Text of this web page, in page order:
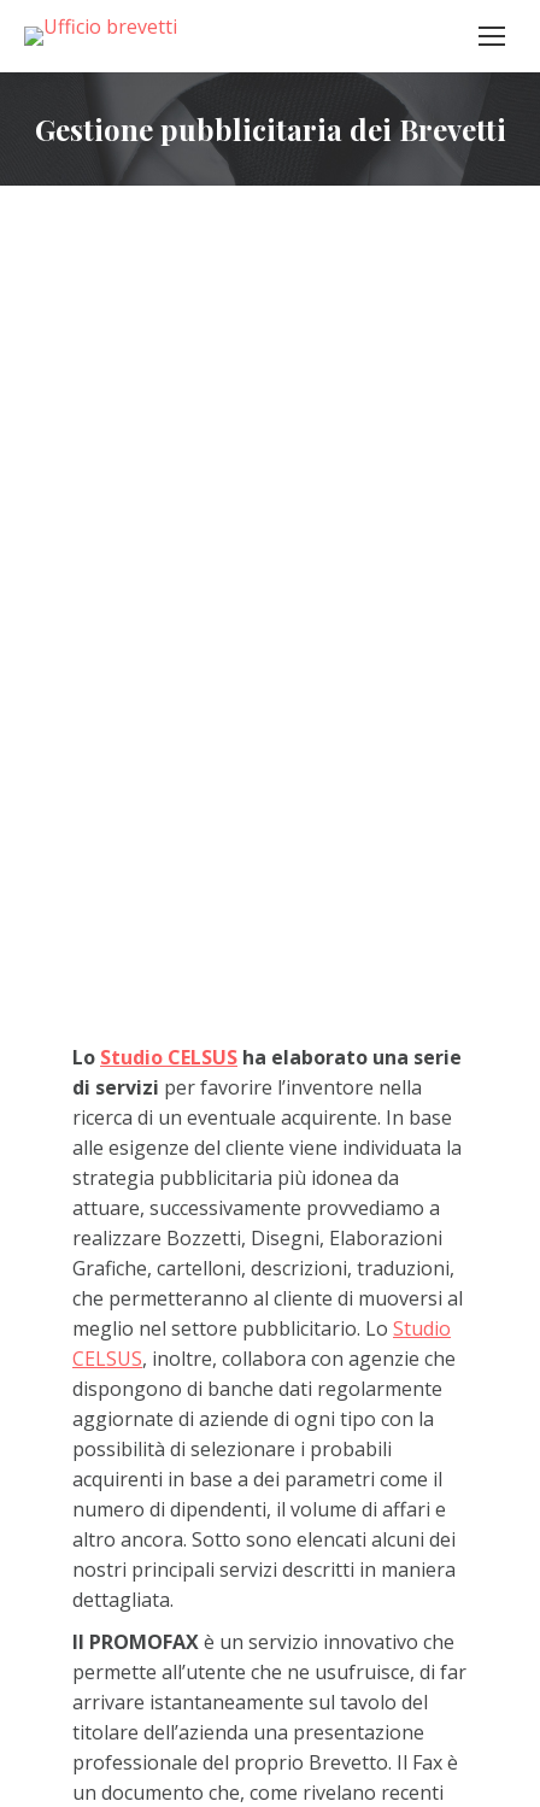
Gestione pubblicitaria dei Brevetti
Lo Studio CELSUS ha elaborato una serie
di servizi per favorire l’inventore nella
ricerca di un eventuale acquirente. In base
alle esigenze del cliente viene individuata la
strategia pubblicitaria più idonea da
attuare, successivamente provvediamo a
realizzare Bozzetti, Disegni, Elaborazioni
Grafiche, cartelloni, descrizioni, traduzioni,
che permetteranno al cliente di muoversi al
meglio nel settore pubblicitario. Lo Studio
CELSUS, inoltre, collabora con agenzie che
dispongono di banche dati regolarmente
aggiornate di aziende di ogni tipo con la
possibilità di selezionare i probabili
acquirenti in base a dei parametri come il
numero di dipendenti, il volume di affari e
altro ancora. Sotto sono elencati alcuni dei
nostri principali servizi descritti in maniera
dettagliata.
Il PROMOFAXè un servizio innovativo che
permette all’utente che ne usufruisce, di far
arrivare istantaneamente sul tavolo del
titolare dell’azienda una presentazione
professionale del proprio Brevetto. Il Fax è
un documento che, come rivelano recenti